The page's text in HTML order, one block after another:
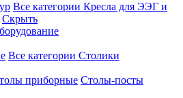
Все категории Кресла для ЭЭГ и
Скрыть
Все категории Столики
приборные Столы-посты